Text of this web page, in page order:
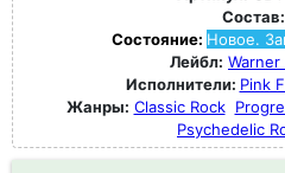
Состав:
Состояние: Новое.
Лейбл:
Исполнители: Pink
Жанры: Classic Rock
Psychedelic